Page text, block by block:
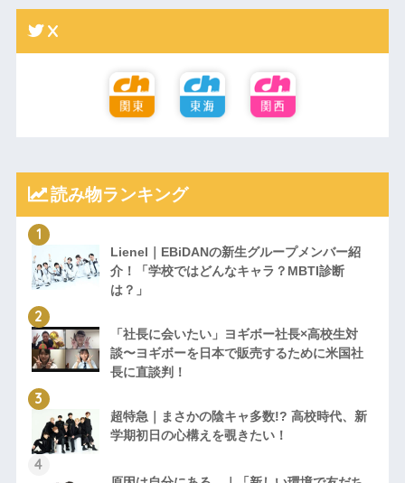
X
読み物ランキング
Lienel｜EBiDANの新生グループメンバー紹
介！「学校ではどんなキャラ？MBTI診断
は？」
「社長に会いたい」ヨギボー社長×高校生対
談〜ヨギボーを日本で販売するために米国社
長に直談判！
超特急｜まさかの陰キャ多数!? 高校時代、新
学期初日の心構えを覗きたい！